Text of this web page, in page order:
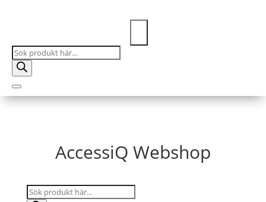
Products
search
AccessiQ Webshop
Products